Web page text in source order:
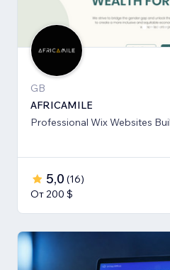
GB
AFRICAMILE
Professional Wix Websites
5,0 (16)
От 200 $